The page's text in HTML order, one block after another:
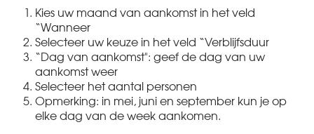
Kies uw maand van aankomst in het veld
“Wanneer
Selecteer uw keuze in het veld “Verblijfsduur
“Dag van aankomst": geef de dag van uw
aankomst weer
Selecteer het aantal personen
Opmerking: in mei, juni en september kun je op
elke dag van de week aankomen.